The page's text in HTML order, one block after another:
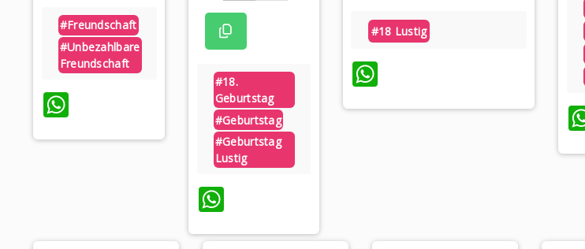
#freundschaft
#unbezahlbare
Freundschaft
WhatsApp
#18.
Geburtstag
#geburtstag
#geburtstag
Lustig
WhatsApp
#18 Lustig